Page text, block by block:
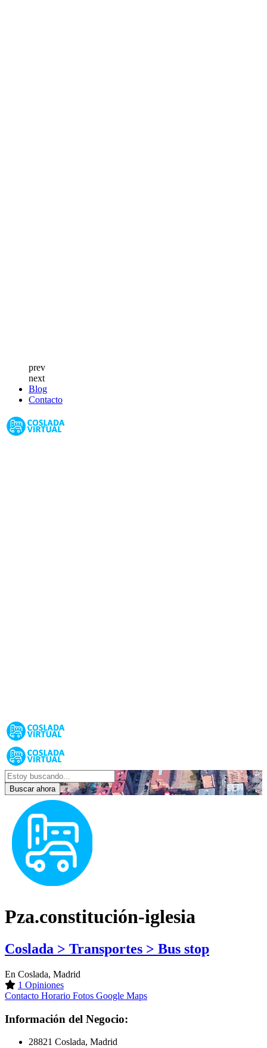
prev
next
Blog
Contacto
Buscar ahora
Pza.constitución-iglesia
Coslada > Transportes > Bus stop
En Coslada, Madrid
1 Opiniones
Contacto Horario Fotos Google Maps
Información del Negocio:
28821 Coslada, Madrid